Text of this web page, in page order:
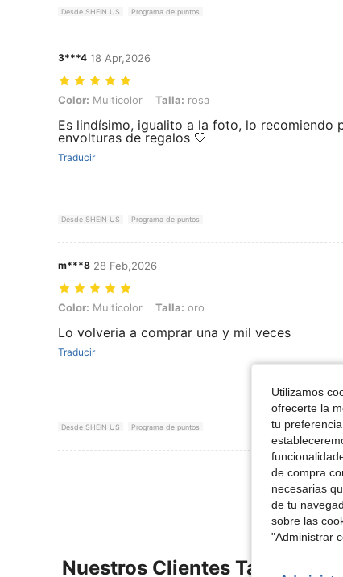
Desde SHEIN US Programa de puntos
3***4 18 Apr,2026
Color: Multicolor, Talla: rosa
Color: Multicolor Talla: rosa
Es lindísimo, igualito a la foto, lo recomiendo
envolturas de regalos 🤍
Traducir
Desde SHEIN US Programa de puntos
m***8 28 Feb,2026
Color: Multicolor, Talla: oro
Color: Multicolor Talla: oro
Lo volveria a comprar una y mil veces
Traducir
Desde SHEIN US Programa de puntos
Ver Más
Nuestros Clientes También
Utilizamos
ofrecerte la
tu
de compra
necesarias
de tu
sobre las
"Administrar